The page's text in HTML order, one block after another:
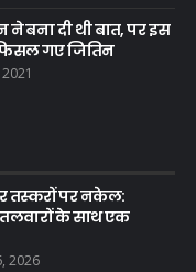
बना दी थी बात, पर इस
गए जितिन
तस्करों पर नकेल:
तलवारों के साथ एक
2026